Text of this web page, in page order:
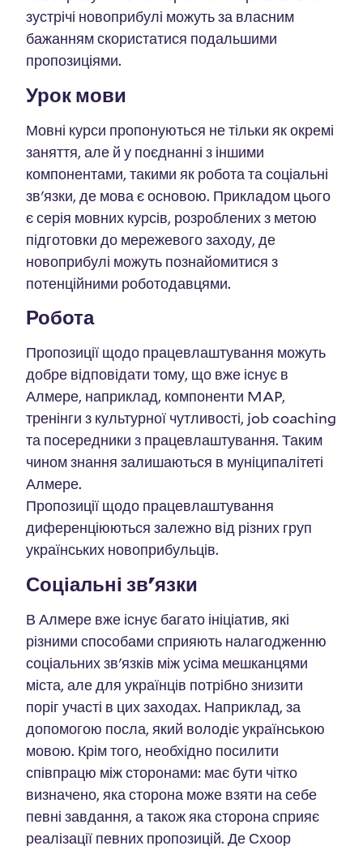
зустрічі новоприбулі можуть за власним
бажанням скористатися подальшими
пропозиціями.
Урок мови
Мовні курси пропонуються не тільки як окремі
заняття, але й у поєднанні з іншими
компонентами, такими як робота та соціальні
зв'язки, де мова є основою. Прикладом цього
є серія мовних курсів, розроблених з метою
підготовки до мережевого заходу, де
новоприбулі можуть познайомитися з
потенційними роботодавцями.
Робота
Пропозиції щодо працевлаштування можуть
добре відповідати тому, що вже існує в
Алмере, наприклад, компоненти MAP,
тренінги з культурної чутливості, job coaching
та посередники з працевлаштування. Таким
чином знання залишаються в муніципалітеті
Алмере.
Пропозиції щодо працевлаштування
диференціюються залежно від різних груп
українських новоприбульців.
Соціальні зв'язки
В Алмере вже існує багато ініціатив, які
різними способами сприяють налагодженню
соціальних зв'язків між усіма мешканцями
міста, але для українців потрібно знизити
поріг участі в цих заходах. Наприклад, за
допомогою посла, який володіє українською
мовою. Крім того, необхідно посилити
співпрацю між сторонами: має бути чітко
визначено, яка сторона може взяти на себе
певні завдання, а також яка сторона сприяє
реалізації певних пропозицій. Де Схоор